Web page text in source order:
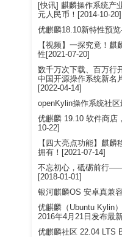
[快讯] 麒麟操作系统产
元人民币！[2014-10-20]
优麒麟18.10新特性预
【视频】一探究竟！
性[2021-07-20]
数千万次下载、百万行
中国开源操作系统新名
[2022-04-14]
openKylin操作系统社
优麒麟 19.10 软件商店
10-22]
【四大亮点功能】麒
拥有！[2021-07-14]
不忘初心，砥砺前行
[2018-01-01]
银河麒麟OS 安卓真兼
优麒麟（Ubuntu Kylin
2016年4月21日发布最
优麒麟社区 22.04 LTS